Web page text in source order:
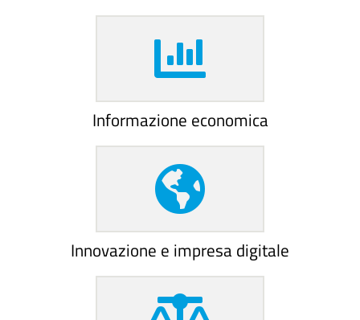
Informazione economica
Innovazione e impresa digitale